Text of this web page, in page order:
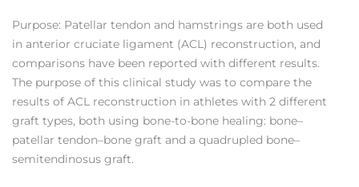
Purpose: Patellar tendon and hamstrings are both used
in anterior cruciate ligament (ACL) reconstruction, and
comparisons have been reported with different results.
The purpose of this clinical study was to compare the
results of ACL reconstruction in athletes with 2 different
graft types, both using bone-to-bone healing: bone–
patellar tendon–bone graft and a quadrupled bone–
semitendinosus graft.